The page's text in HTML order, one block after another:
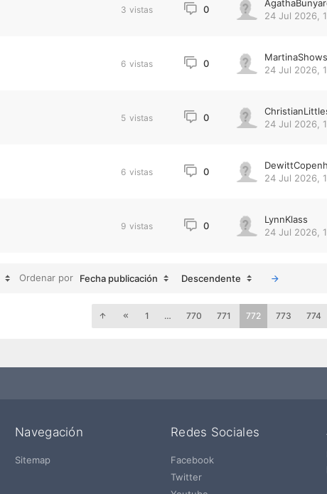
3 vistas 0
24 Jul 2026,
6 vistas 0
MartinaShows
24 Jul 2026,
5 vistas 0
24 Jul 2026,
6 vistas 0
24 Jul 2026,
9 vistas 0
LynnKlass
24 Jul 2026,
Ordenar por Fecha publicación Descendente
1 … 770 771 772 773 774
Navegación
Sitemap
Redes Sociales
Facebook
Twitter